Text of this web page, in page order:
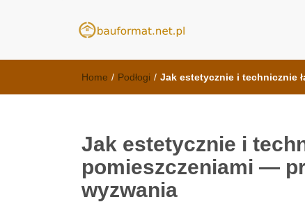
kuchnie Poznań - opinie
Home / Podłogi / Jak estetycznie i technicznie
Jak estetycznie i
pomieszczeniami —
wyzwania